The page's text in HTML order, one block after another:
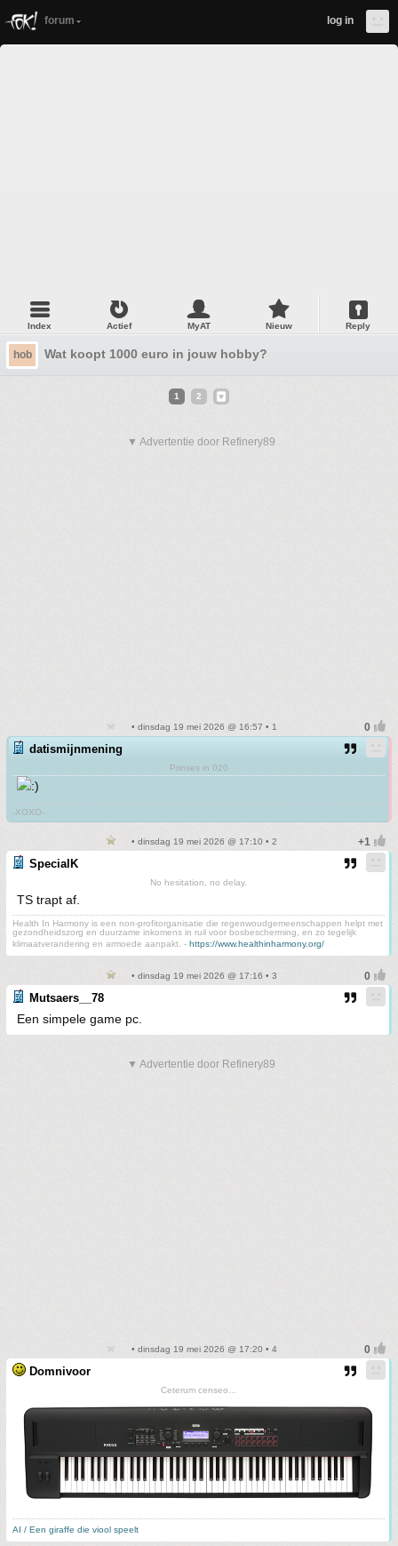
forum log in
Index Actief MyAT Nieuw Reply
hob Wat koopt 1000 euro in jouw hobby?
1 2
▼ Advertentie door Refinery89
• dinsdag 19 mei 2026 @ 16:57 • 1
datismijnmening
Prinses in 020
-XOXO-
• dinsdag 19 mei 2026 @ 17:10 • 2
SpecialK
No hesitation, no delay.
TS trapt af.
Health In Harmony is een non-profitorganisatie die regenwoudgemeenschappen helpt met
gezondheidszorg en duurzame inkomens in ruil voor bosbescherming, en zo tegelijk
klimaatverandering en armoede aanpakt. - https://www.healthinharmony.org/
• dinsdag 19 mei 2026 @ 17:16 • 3
Mutsaers__78
Een simpele game pc.
▼ Advertentie door Refinery89
• dinsdag 19 mei 2026 @ 17:20 • 4
Domnivoor
Ceterum censeo...
AI / Een giraffe die viool speelt